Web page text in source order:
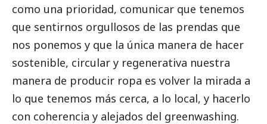
como una prioridad, comunicar que tenemos
que sentirnos orgullosos de las prendas que
nos ponemos y que la única manera de hacer
sostenible, circular y regenerativa nuestra
manera de producir ropa es volver la mirada a
lo que tenemos más cerca, a lo local, y hacerlo
con coherencia y alejados del greenwashing.